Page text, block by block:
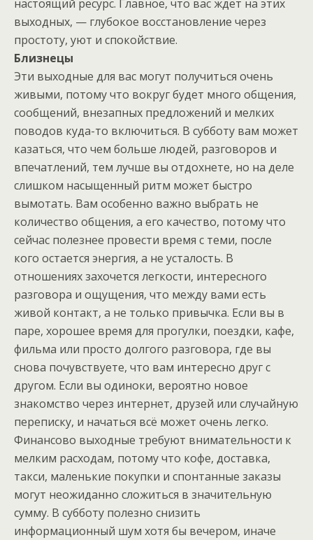
настоящий ресурс. Главное, что вас ждет на этих
выходных, — глубокое восстановление через
простоту, уют и спокойствие.
Близнецы
Эти выходные для вас могут получиться очень
живыми, потому что вокруг будет много общения,
сообщений, внезапных предложений и мелких
поводов куда-то включиться. В субботу вам может
казаться, что чем больше людей, разговоров и
впечатлений, тем лучше вы отдохнете, но на деле
слишком насыщенный ритм может быстро
вымотать. Вам особенно важно выбрать не
количество общения, а его качество, потому что
сейчас полезнее провести время с теми, после
кого остается энергия, а не усталость. В
отношениях захочется легкости, интересного
разговора и ощущения, что между вами есть
живой контакт, а не только привычка. Если вы в
паре, хорошее время для прогулки, поездки, кафе,
фильма или просто долгого разговора, где вы
снова почувствуете, что вам интересно друг с
другом. Если вы одиноки, вероятно новое
знакомство через интернет, друзей или случайную
переписку, и начаться всё может очень легко.
Финансово выходные требуют внимательности к
мелким расходам, потому что кофе, доставка,
такси, маленькие покупки и спонтанные заказы
могут неожиданно сложиться в значительную
сумму. В субботу полезно снизить
информационный шум хотя бы вечером, иначе